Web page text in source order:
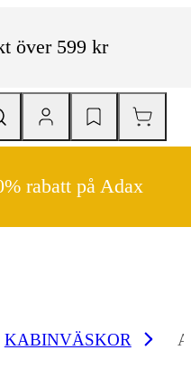
över 599 kr
rabatt på Adax
KABINVÄSKOR